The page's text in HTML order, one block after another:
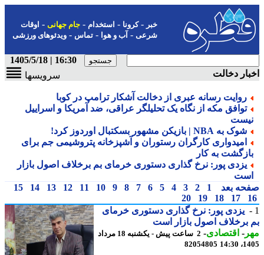
-کرونا-استخدام- جام جهانی-اوقات
شرعی-آب و هوا-تماس-ویدئوهای ورزشی
16:30 | 1405/5/18
دخالت
سرویسها
روایت رسانه عبری از دخالت آشکار ترامپ در کوبا
توافق مکه از نگاه یک تحلیلگر عراقی، ضد آمریکا و اسراییل
شوک به NBA | بازیکن مشهور بسکتبال اوردوز کرد!
امیدواری کارگران رستوران و آشپزخانه پتروشیمی جم برای
به کار
یزدی پور: نرخ گذاری دستوری خرمای بم برخلاف اصول بازار
بعد
1
2
3
4
5
6
7
8
9
10
11
12
13
14
15
17
18
19
20
یزدی پور: نرخ گذاری دستوری خرمای
برخلاف اصول بازار است
-اقتصادی-
2 ساعت پیش - یکشنبه 18 مرداد
82054805